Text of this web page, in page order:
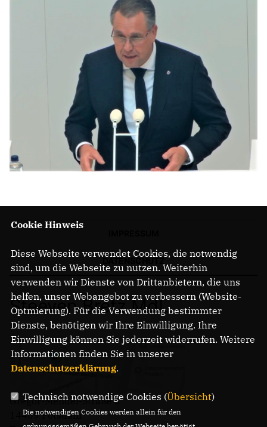
Steeven Bretz MdL
Gregor-Mendel-Straße 3
14469 Potsdam
Cookie Hinweis
Diese Webseite verwendet Cookies, die notwendig
sind, um die Webseite zu nutzen. Weiterhin
verwenden wir Dienste von Drittanbietern, die uns
helfen, unser Webangebot zu verbessern (Website-
Optmierung). Für die Verwendung bestimmter
Dienste, benötigen wir Ihre Einwilligung. Ihre
Einwilligung können Sie jederzeit widerrufen. Weitere
Informationen finden Sie in unserer
Datenschutzerklärung.
Technisch notwendige Cookies (Übersicht)
Die notwendigen Cookies werden allein für den